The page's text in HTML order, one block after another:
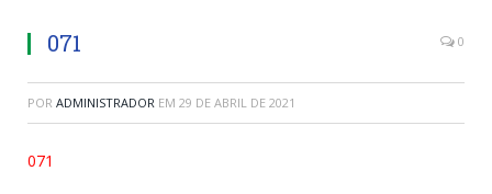
071 0
POR ADMINISTRADOR EM 29 DE ABRIL DE 2021
071